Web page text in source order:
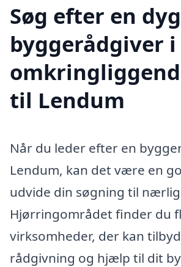
Søg efter en
byggerådgiver i
til Lendum
Når du leder efter en
Lendum, kan det være en
udvide din søgning til
Hjørringområdet finder du
virksomheder, der kan
rådgivning og hjælp til dit